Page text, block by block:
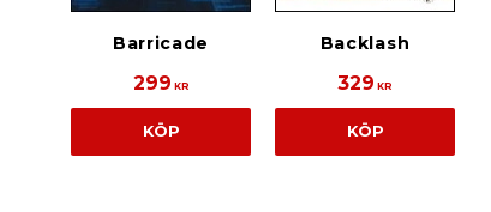
Barricade
299 KR
KÖP
Backlash
329 KR
KÖP